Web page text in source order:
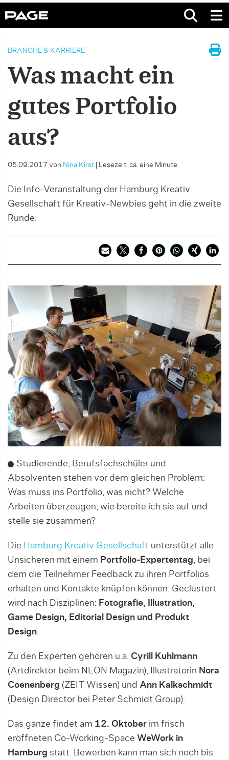
BRANCHE & KARRIERE
Was macht ein
gutes Portfolio
aus?
05.09.2017 von Nina Kirst Lesezeit: ca. eine Minute
Die Info-Veranstaltung der Hamburg Kreativ
Gesellschaft für Kreativ-Newbies geht in die zweite
Runde.
Studierende, Berufsfachschüler und
Absolventen stehen vor dem gleichen Problem:
Was muss ins Portfolio, was nicht? Welche
Arbeiten überzeugen, wie bereite ich sie auf und
stelle sie zusammen?
Die Hamburg Kreativ Gesellschaft unterstützt alle
Unsicheren mit einem Portfolio-Expertentag , bei
dem die Teilnehmer Feedback zu ihren Portfolios
erhalten und Kontakte knüpfen können. Geclustert
wird nach Disziplinen: Fotografie, Illustration,
Game Design, Editorial Design und Produkt
Design
Zu den Experten gehören u.a. Cyrill Kuhlmann
(Artdirektor beim NEON Magazin), Illustratorin Nora
Coenenberg (ZEIT Wissen) und Ann Kalkschmidt
(Design Director bei Peter Schmidt Group).
Das ganze findet am 12. Oktober im frisch
eröffneten Co-Working-Space WeWork in
Hamburg statt. Bewerben kann man sich noch bis